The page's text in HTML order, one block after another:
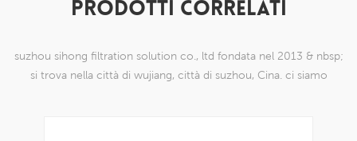
PRODOTTI CORRELATI
suzhou sihong filtration solution co., ltd fondata nel 2013 & nbsp;
si trova nella città di wujiang, città di suzhou, Cina. ci siamo